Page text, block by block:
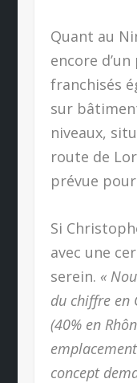
Quant au
encore
franchisés
sur
niveaux,
route de
prévue
Si
avec une
serein. «
du chiffre en
(40% en
concept